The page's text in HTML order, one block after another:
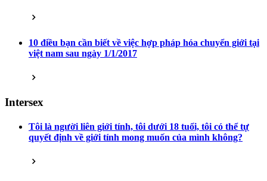
10 điều bạn cần biết về việc hợp pháp hóa chuyển giới tại
việt nam sau ngày 1/1/2017
Intersex
Tôi là người liên giới tính, tôi dưới 18 tuổi, tôi có thể tự
quyết định về giới tính mong muốn của mình không?